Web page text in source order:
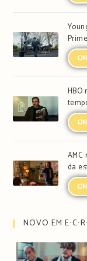
ON
HBO
ON
AMC
da
ON
NOVO EM